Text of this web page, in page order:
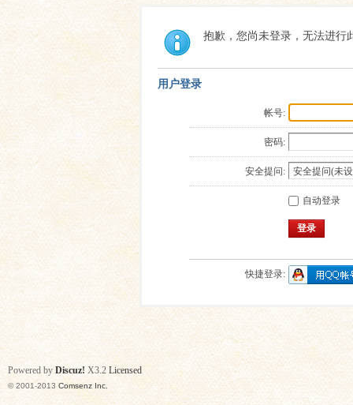
索
每日一
抱歉，您尚未登录，无法进行
用户登录
帐号:
密码:
安全提问:
自动登录
登录
快捷登录:
Powered by Discuz! X3.2 Licensed
© 2001-2013 Comsenz Inc.